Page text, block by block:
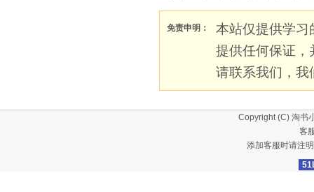
免责申明：
本站仅提供学习
提供任何保证，
请联系我们，我
Copyright (C) 淘书
客
添加客服时请注